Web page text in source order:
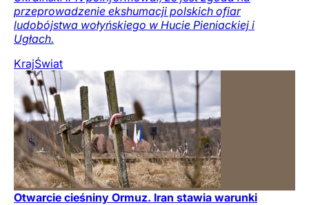
przeprowadzenie ekshumacji polskich ofiar
ludobójstwa wołyńskiego w Hucie Pieniackiej i
Ugłach.
KrajŚwiat
Otwarcie cieśniny Ormuz. Iran stawia warunki